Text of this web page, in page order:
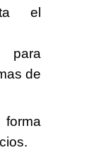
el
para
de
forma